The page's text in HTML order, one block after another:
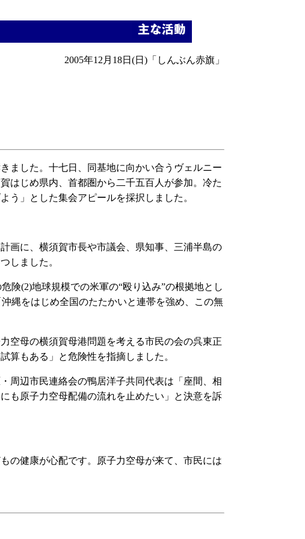
2005年12月18日(日)「しんぶん赤旗」
ました。十七日、同基地に向かい合うヴェルニー
はじめ県内、首都圏から二千五百人が参加。冷た
う」とした集会アピールを採択しました。
画に、横須賀市長や市議会、県知事、三浦半島の
しました。
険(2)地球規模での米軍の“殴り込み”の根拠地とし
縄をはじめ全国のたたかいと連帯を強め、この無
空母の横須賀母港問題を考える市民の会の呉東正
算もある」と危険性を指摘しました。
周辺市民連絡会の鴨居洋子共同代表は「座間、相
も原子力空母配備の流れを止めたい」と決意を訴
の健康が心配です。原子力空母が来て、市民には